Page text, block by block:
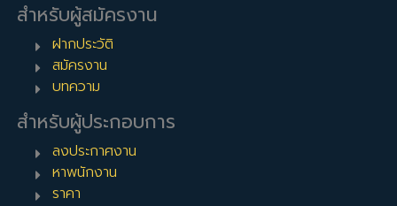
สำหรับผู้สมัครงาน
ฝากประวัติ
สมัครงาน
บทความ
สำหรับผู้ประกอบการ
ลงประกาศงาน
หาพนักงาน
ราคา